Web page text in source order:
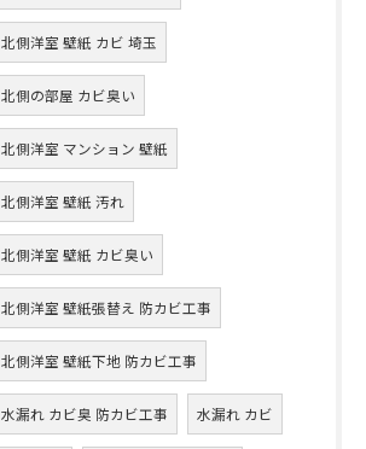
北側洋室 壁紙 カビ 埼玉
北側の部屋 カビ臭い
北側洋室 マンション 壁紙
北側洋室 壁紙 汚れ
北側洋室 壁紙 カビ臭い
北側洋室 壁紙張替え 防カビ工事
北側洋室 壁紙下地 防カビ工事
水漏れ カビ臭 防カビ工事 水漏れ カビ